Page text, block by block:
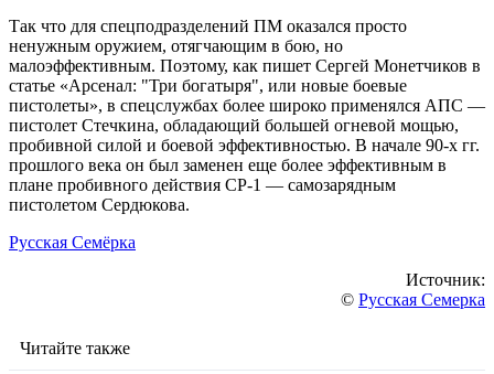
Так что для спецподразделений ПМ оказался просто
ненужным оружием, отягчающим в бою, но
малоэффективным. Поэтому, как пишет Сергей Монетчиков в
статье «Арсенал: "Три богатыря", или новые боевые
пистолеты», в спецслужбах более широко применялся АПС —
пистолет Стечкина, обладающий большей огневой мощью,
пробивной силой и боевой эффективностью. В начале 90-х гг.
прошлого века он был заменен еще более эффективным в
плане пробивного действия СР-1 — самозарядным
пистолетом Сердюкова.
Русская Семёрка
Источник:
© Русская Семерка
Читайте также